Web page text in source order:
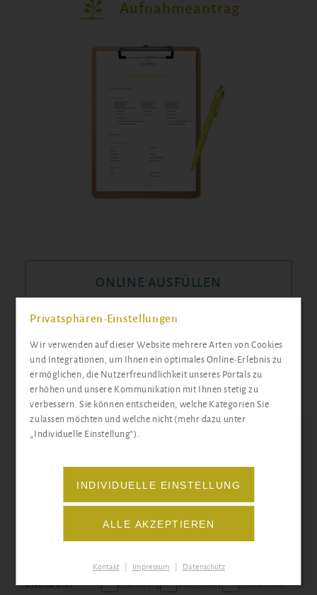
Aufnahmeantrag
ONLINE AUSFÜLLEN
oder
PDF-DATEI ÖFFNEN
unser abwechslungsreiches Schulgeschehen der
jeweiligen Standorte.
STANDORT Blumberg Grünheide Neu Zittau
Privatsphären-Einstellungen
Wir verwenden auf dieser Website mehrere Arten von Cookies
und Integrationen, um Ihnen ein optimales Online-Erlebnis zu
ermöglichen, die Nutzerfreundlichkeit unseres Portals zu
erhöhen und unsere Kommunikation mit Ihnen stetig zu
verbessern. Sie können entscheiden, welche Kategorien Sie
zulassen möchten und welche nicht (mehr dazu unter
„Individuelle Einstellung“).
INDIVIDUELLE EINSTELLUNG
ALLE AKZEPTIEREN
Kontakt Impressum Datenschutz